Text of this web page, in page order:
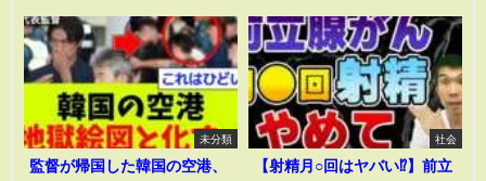
未分類
監督が帰国した韓国の空港、
社会
【射精月○回はヤバい⁉︎】前立